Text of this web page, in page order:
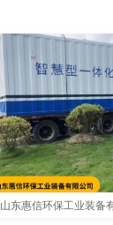
山东惠信环保工业装备